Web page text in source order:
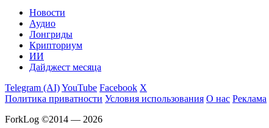
Новости
Аудио
Лонгриды
Крипториум
ИИ
Дайджест месяца
Telegram (AI)YouTube Facebook X
Политика приватности Условия использования О нас Реклама
ForkLog ©2014 — 2026